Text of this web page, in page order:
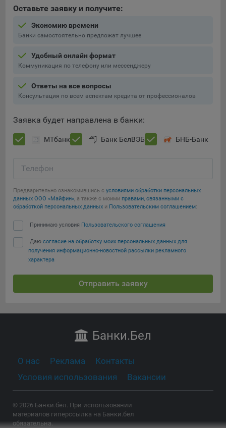
Оставьте заявку и получите:
Экономию времени
Банки самостоятельно предложат лучшее
Удобный онлайн формат
Коммуникация по телефону или мессенджеру
Ответы на все вопросы
Консультация по всем аспектам кредита от профессионалов
Заявка будет направлена в банки:
МТбанк Банк БелВЭБ БНБ-Банк
Телефон
Предварительно ознакомившись с условиями обработки персональных
данных ООО «Майфин», а также с моими правами, связанными с
обработкой персональных данных и Пользовательским соглашением:
Принимаю условия Пользовательского соглашения
Даю согласие на обработку моих персональных данных для
получения информационно-новостной рассылки рекламного
характера
Отправить заявку
Банки.Бел
О нас Реклама
Контакты
Условия использования
Вакансии
© 2026 Банки.бел. При использовании
материалов гиперссылка на Банки.бел
обязательна.